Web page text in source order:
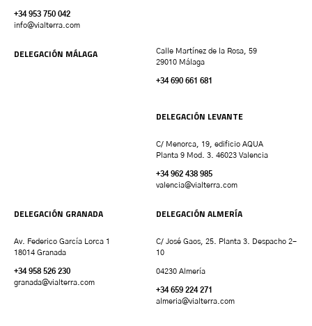
+34 953 750 042
info@vialterra.com
DELEGACIÓN MÁLAGA
Calle Martínez de la Rosa, 59
29010 Málaga
+34 690 661 681
DELEGACIÓN LEVANTE
C/ Menorca, 19, edificio AQUA
Planta 9 Mod. 3. 46023 Valencia
+34 962 438 985
valencia@vialterra.com
DELEGACIÓN GRANADA
Av. Federico García Lorca 1
18014 Granada
+34 958 526 230
granada@vialterra.com
DELEGACIÓN ALMERÍA
C/ José Gaos, 25. Planta 3. Despacho 2-
10
04230 Almería
+34 659 224 271
almeria@vialterra.com